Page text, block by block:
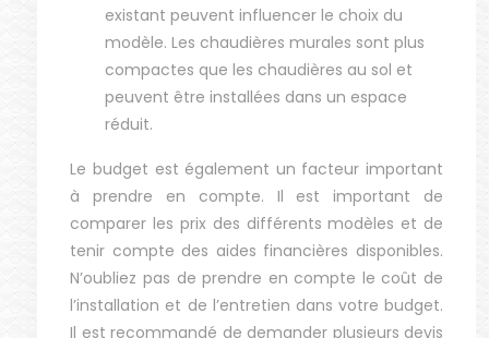
existant peuvent influencer le choix du
modèle. Les chaudières murales sont plus
compactes que les chaudières au sol et
peuvent être installées dans un espace
réduit.
Le budget est également un facteur important
à prendre en compte. Il est important de
comparer les prix des différents modèles et de
tenir compte des aides financières disponibles.
N’oubliez pas de prendre en compte le coût de
l’installation et de l’entretien dans votre budget.
Il est recommandé de demander plusieurs devis